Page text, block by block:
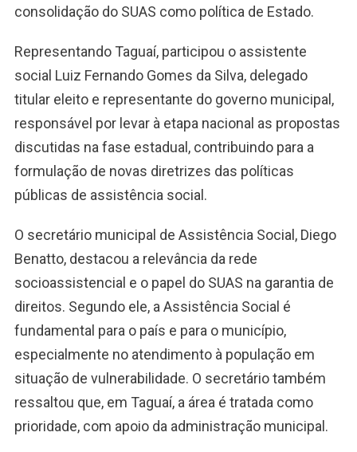
consolidação do SUAS como política de Estado.
Representando Taguaí, participou o assistente
social Luiz Fernando Gomes da Silva, delegado
titular eleito e representante do governo municipal,
responsável por levar à etapa nacional as propostas
discutidas na fase estadual, contribuindo para a
formulação de novas diretrizes das políticas
públicas de assistência social.
O secretário municipal de Assistência Social, Diego
Benatto, destacou a relevância da rede
socioassistencial e o papel do SUAS na garantia de
direitos. Segundo ele, a Assistência Social é
fundamental para o país e para o município,
especialmente no atendimento à população em
situação de vulnerabilidade. O secretário também
ressaltou que, em Taguaí, a área é tratada como
prioridade, com apoio da administração municipal.